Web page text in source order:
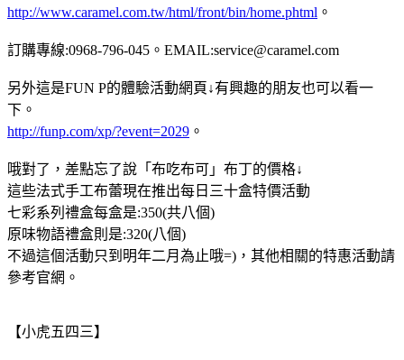
http://www.caramel.com.tw/html/front/bin/home.phtml 。
訂購專線:0968-796-045。EMAIL:service@caramel.com
另外這是FUN P的體驗活動網頁↓有興趣的朋友也可以看一
下。
http://funp.com/xp/?event=2029 。
哦對了，差點忘了說「布吃布可」布丁的價格↓
這些法式手工布蕾現在推出每日三十盒特價活動
七彩系列禮盒每盒是:350(共八個)
原味物語禮盒則是:320(八個)
不過這個活動只到明年二月為止哦=)，其他相關的特惠活動請
參考官網。
【小虎五四三】